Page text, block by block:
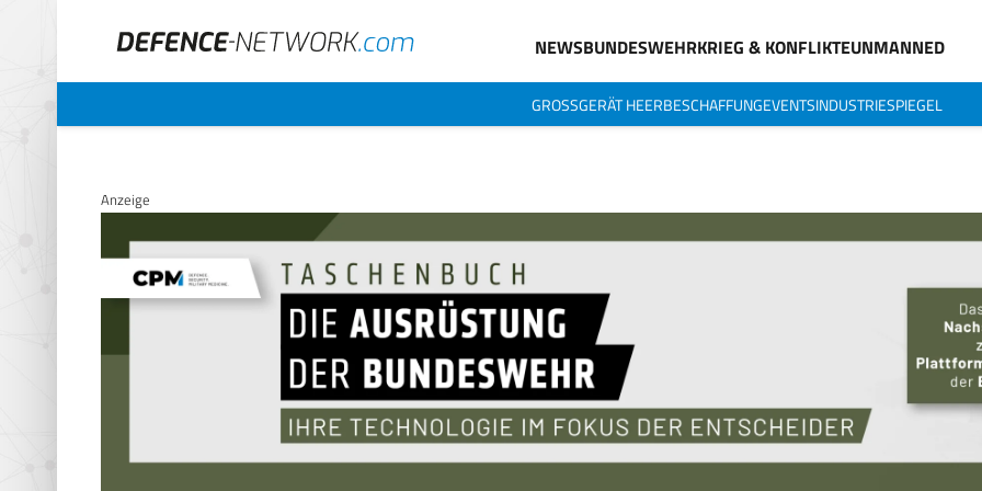
NEWSBUNDESWEHRKRIEG & KONFLIKTEUNMANNED
GROSSGERÄT HEERBESCHAFFUNGEVENTSINDUSTRIESPIEGEL
Anzeige